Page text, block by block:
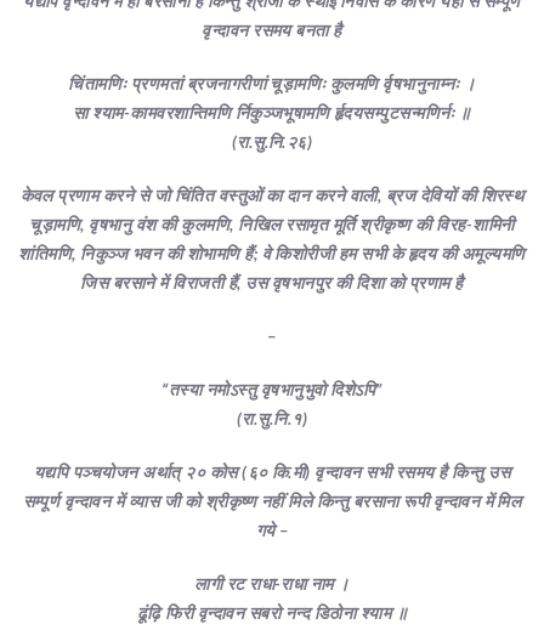
वृन्दावन रसमय बनता है
चिंतामणिः प्रणमतां ब्रजनागरीणां चूड़ामणिः कुलमणि र्वृषभानुनाम्नः ।
सा श्याम-कामवरशान्तिमणि र्निकुञ्जभूषामणि र्हृदयसम्पुटसन्मणिर्नः ॥
(रा.सु.नि.२६)
केवल प्रणाम करने से जो चिंतित वस्तुओं का दान करने वाली, ब्रज देवियों की शिरस्थ
चूड़ामणि, वृषभानु वंश की कुलमणि, निखिल रसामृत मूर्ति श्रीकृष्ण की विरह-शामिनी
शांतिमणि, निकुञ्ज भवन की शोभामणि हैं; वे किशोरीजी हम सभी के हृदय की अमूल्यमणि
जिस बरसाने में विराजती हैं, उस वृषभानपुर की दिशा को प्रणाम है
–
“तस्या नमोऽस्तु वृषभानुभुवो दिशेऽपि”
(रा.सु.नि.१)
यद्यपि पञ्चयोजन अर्थात् २० कोस (६० कि.मी) वृन्दावन सभी रसमय है किन्तु उस
सम्पूर्ण वृन्दावन में व्यास जी को श्रीकृष्ण नहीं मिले किन्तु बरसाना रूपी वृन्दावन में मिल
गये –
लागी रट राधा-राधा नाम ।
ढूंढ़ि फिरी वृन्दावन सबरो नन्द डिठोना श्याम ॥